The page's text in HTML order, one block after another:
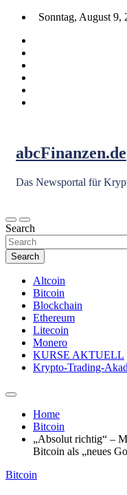
Skip
content
Sonntag, August 9,
abcFinanzen.de
Das Newsportal für
Search
Search
Altcoin
Bitcoin
Blockchain
Ethereum
Litecoin
Monero
KURSE AKTUELL
Krypto-Trading-
Home
Bitcoin
„Absolut richtig“ –
Bitcoin als „neues
Bitcoin